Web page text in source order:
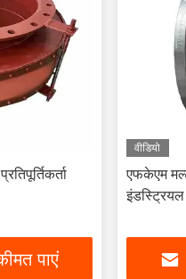
पाएं
वीडियो
एफकेएम
इंडस्ट्रियल